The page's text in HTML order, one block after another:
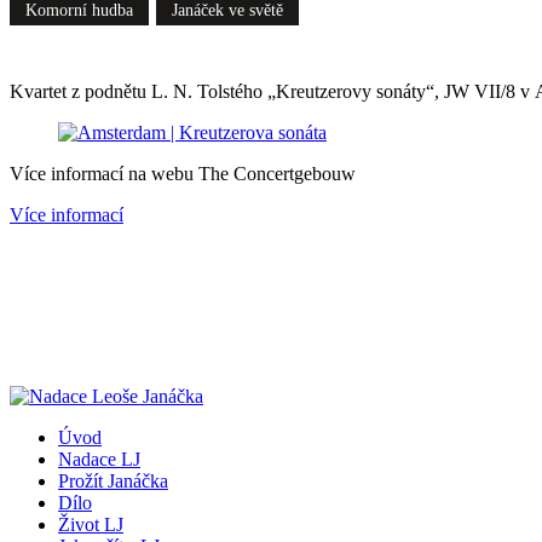
Komorní hudba Janáček ve světě
Kvartet z podnětu L. N. Tolstého „Kreutzerovy sonáty“, JW VII/8 v
Více informací na webu The Concertgebouw
Více informací
Úvod
Nadace LJ
Prožít Janáčka
Dílo
Život LJ